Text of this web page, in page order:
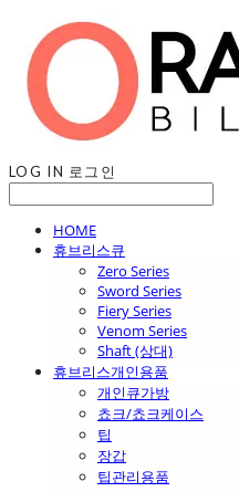
LOG IN 로그인
HOME
휴브리스큐
Zero Series
Sword Series
Fiery Series
Venom Series
Shaft (상대)
휴브리스개인용품
개인큐가방
쵸크/쵸크케이스
팁
장갑
팁관리용품